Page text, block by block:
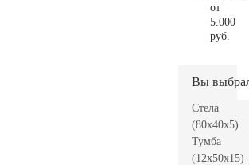
от
5.000
руб.
Вы
Стела
(80x40x5)
Тумба
(12x50x15)